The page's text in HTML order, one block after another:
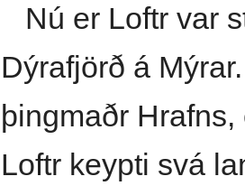
Nú er Loftr var
Dýrafjörð á
þingmaðr
Loftr keypti svá